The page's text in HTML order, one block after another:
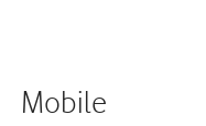
Mobile